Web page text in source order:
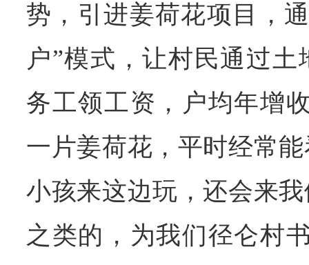
势，引进姜荷花项目，
户”模式，让村民通过
务工领工资，户均年增
一片姜荷花，平时经常
小孩来这边玩，还会来
之类的，为我们径仑村